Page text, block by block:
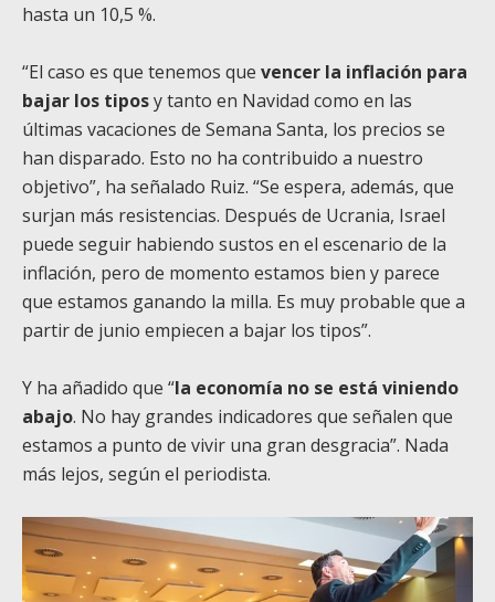
hasta un 10,5 %.
“El caso es que tenemos que vencer la inflación para
bajar los tiposy tanto en Navidad como en las
últimas vacaciones de Semana Santa, los precios se
han disparado. Esto no ha contribuido a nuestro
objetivo”, ha señalado Ruiz. “Se espera, además, que
surjan más resistencias. Después de Ucrania, Israel
puede seguir habiendo sustos en el escenario de la
inflación, pero de momento estamos bien y parece
que estamos ganando la milla. Es muy probable que a
partir de junio empiecen a bajar los tipos”.
Y ha añadido que “la economía no se está viniendo
abajo. No hay grandes indicadores que señalen que
estamos a punto de vivir una gran desgracia”. Nada
más lejos, según el periodista.